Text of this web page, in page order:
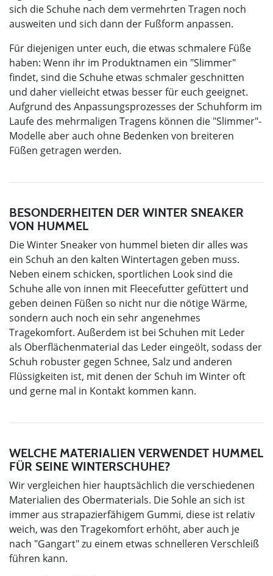
sich die Schuhe nach dem vermehrten Tragen noch
ausweiten und sich dann der Fußform anpassen.
Für diejenigen unter euch, die etwas schmalere Füße
haben: Wenn ihr im Produktnamen ein "Slimmer"
findet, sind die Schuhe etwas schmaler geschnitten
und daher vielleicht etwas besser für euch geeignet.
Aufgrund des Anpassungsprozesses der Schuhform im
Laufe des mehrmaligen Tragens können die "Slimmer"-
Modelle aber auch ohne Bedenken von breiteren
Füßen getragen werden.
BESONDERHEITEN DER WINTER SNEAKER
VON HUMMEL
Die Winter Sneaker von hummel bieten dir alles was
ein Schuh an den kalten Wintertagen geben muss.
Neben einem schicken, sportlichen Look sind die
Schuhe alle von innen mit Fleecefutter gefüttert und
geben deinen Füßen so nicht nur die nötige Wärme,
sondern auch noch ein sehr angenehmes
Tragekomfort. Außerdem ist bei Schuhen mit Leder
als Oberflächenmaterial das Leder eingeölt, sodass der
Schuh robuster gegen Schnee, Salz und anderen
Flüssigkeiten ist, mit denen der Schuh im Winter oft
und gerne mal in Kontakt kommen kann.
WELCHE MATERIALIEN VERWENDET HUMMEL
FÜR SEINE WINTERSCHUHE?
Wir vergleichen hier hauptsächlich die verschiedenen
Materialien des Obermaterials. Die Sohle an sich ist
immer aus strapazierfähigem Gummi, diese ist relativ
weich, was den Tragekomfort erhöht, aber auch je
nach "Gangart" zu einem etwas schnelleren Verschleiß
führen kann.​